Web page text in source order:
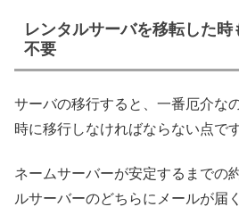
レンタルサーバを移転した
不要
サーバの移行すると、一番厄介な
時に移行しなければならない点です
ネームサーバーが安定するまでの
ルサーバーのどちらにメールが届